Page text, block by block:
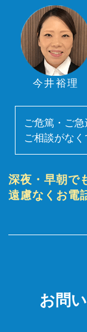
今井裕理
ご危篤・ご
ご相談がなく
深夜・早朝で
遠慮なくお電
お問